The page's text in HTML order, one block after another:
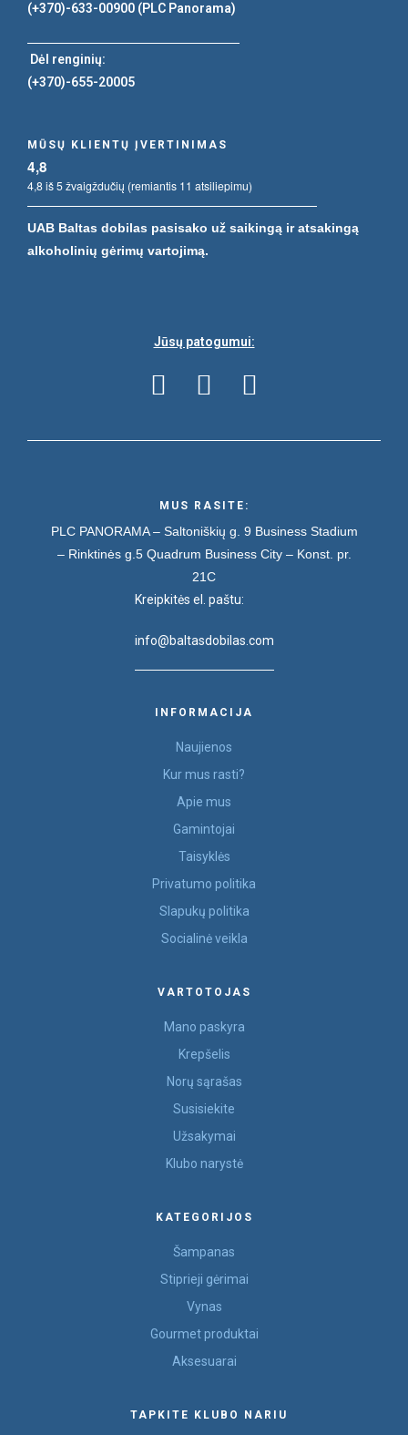
(+370)-633-00900 (PLC Panorama)
Dėl renginių:
(+370)-655-20005
MŪSŲ KLIENTŲ ĮVERTINIMAS
4,8
4,8 iš 5 žvaigždučių (remiantis 11 atsiliepimu)
UAB Baltas dobilas pasisako už saikingą ir atsakingą
alkoholinių gėrimų vartojimą.
Jūsų patogumui:
MUS RASITE:
PLC PANORAMA – Saltoniškių g. 9 Business Stadium
– Rinktinės g.5 Quadrum Business City – Konst. pr.
21C
Kreipkitės el. paštu:
info@baltasdobilas.com
INFORMACIJA
Naujienos
Kur mus rasti?
Apie mus
Gamintojai
Taisyklės
Privatumo politika
Slapukų politika
Socialinė veikla
VARTOTOJAS
Mano paskyra
Krepšelis
Norų sąrašas
Susisiekite
Užsakymai
Klubo narystė
KATEGORIJOS
Šampanas
Stiprieji gėrimai
Vynas
Gourmet produktai
Aksesuarai
TAPKITE KLUBO NARIU